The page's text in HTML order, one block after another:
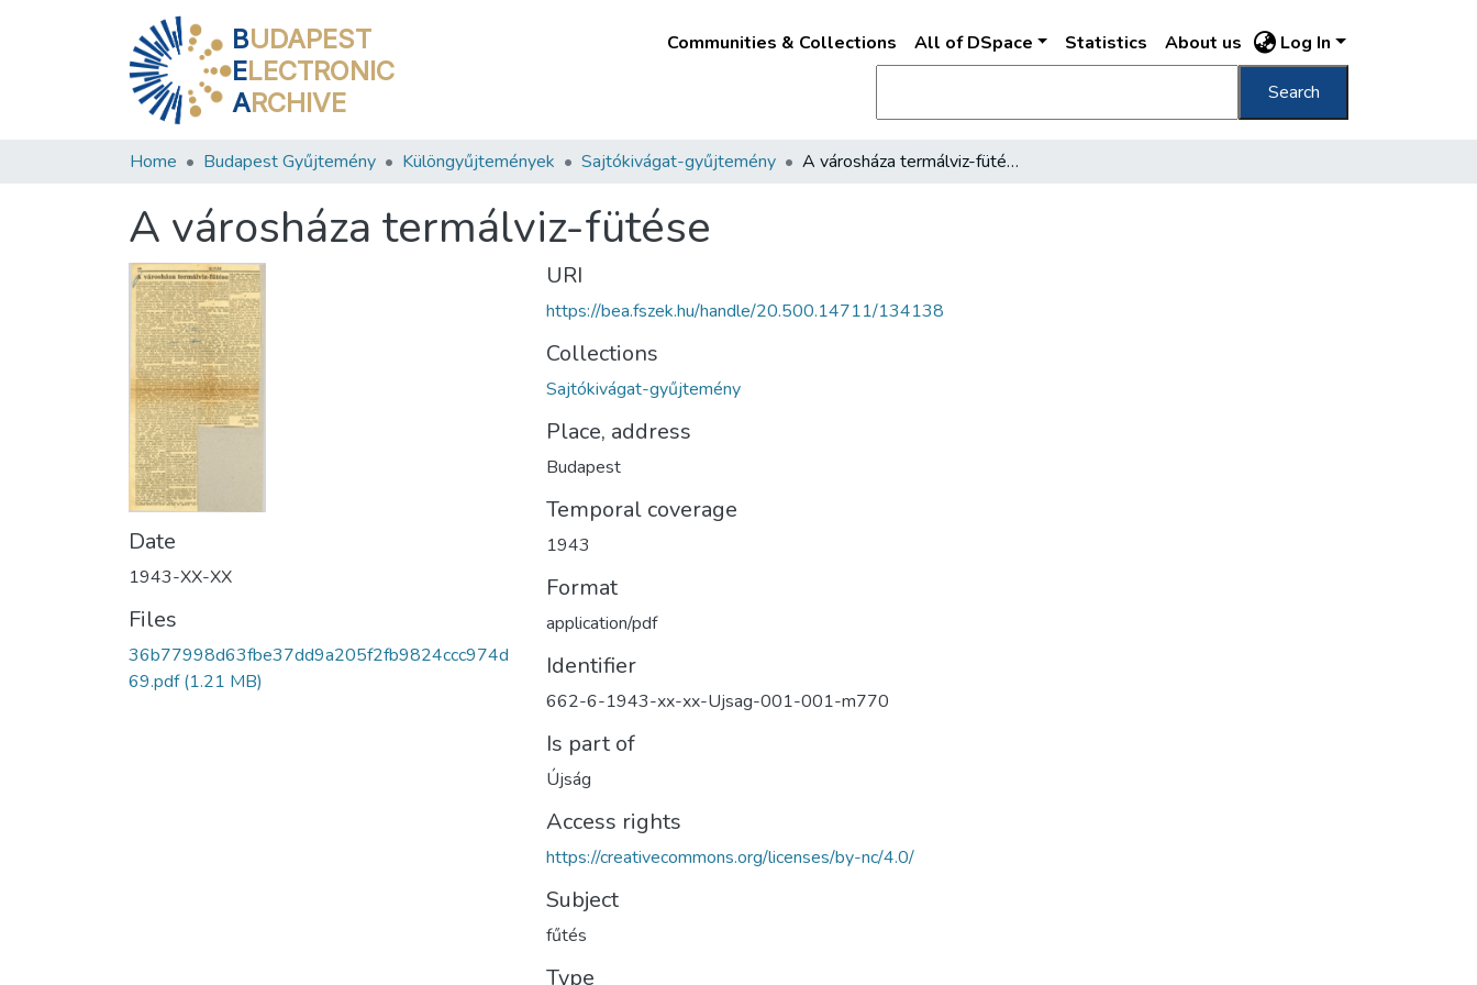
BUDAPEST
ELECTRONIC
ARCHIVE
Communities & Collections All of DSpace Statistics About us Log In
Search
Home Budapest Gyűjtemény Különgyűjtemények Sajtókivágat-gyűjtemény A városháza termálviz-fütése
A városháza termálviz-fütése
Date
1943-XX-XX
Files
36b77998d63fbe37dd9a205f2fb9824ccc974d
69.pdf(1.21 MB)
URI
https://bea.fszek.hu/handle/20.500.14711/134138
Collections
Sajtókivágat-gyűjtemény
Place, address
Budapest
Temporal coverage
1943
Format
application/pdf
Identifier
662-6-1943-xx-xx-Ujsag-001-001-m770
Is part of
Újság
Access rights
https://creativecommons.org/licenses/by-nc/4.0/
Subject
fűtés
Type